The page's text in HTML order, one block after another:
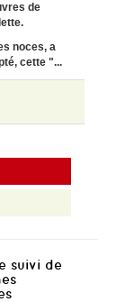
de
noces, a
cette "...
suivi de